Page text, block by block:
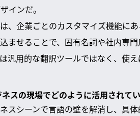
インだ。
、企業ごとのカスタマイズ機能に
ませることで、固有名詞や社内専
汎用的な翻訳ツールではなく、使
スの現場でどのように活用されて
スシーンで言語の壁を解消し、具